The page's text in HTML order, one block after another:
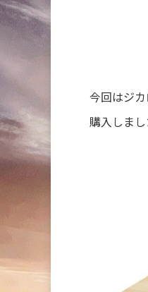
今回はジ
購入しまし